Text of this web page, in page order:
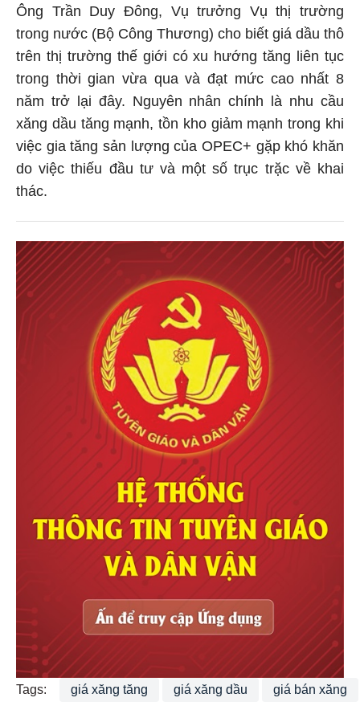
Ông Trần Duy Đông, Vụ trưởng Vụ thị trường
trong nước (Bộ Công Thương) cho biết giá dầu thô
trên thị trường thế giới có xu hướng tăng liên tục
trong thời gian vừa qua và đạt mức cao nhất 8
năm trở lại đây. Nguyên nhân chính là nhu cầu
xăng dầu tăng mạnh, tồn kho giảm mạnh trong khi
việc gia tăng sản lượng của OPEC+ gặp khó khăn
do việc thiếu đầu tư và một số trục trặc về khai
thác.
Tags: giá xăng tăng giá xăng dầu giá bán xăng